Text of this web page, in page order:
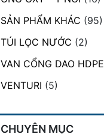
SẢN PHẨM KHÁC (95)
TÚI LỌC NƯỚC (2)
VAN CỔNG DAO HDPE
VENTURI (5)
CHUYÊN MỤC